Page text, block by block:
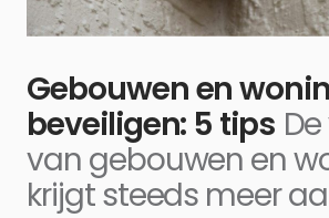
Gebouwen en
beveiligen: 5 tips
van gebouwen en
krijgt steeds meer